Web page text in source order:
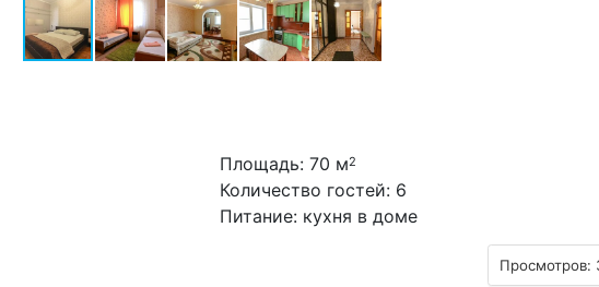
Площадь: 70 м2
Количество гостей: 6
Питание: кухня в доме
Просмотров: